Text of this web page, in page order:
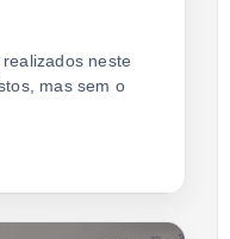
neste
mas sem o